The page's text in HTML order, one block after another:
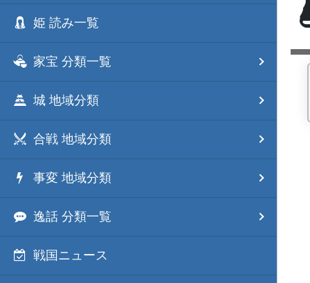
姫 読み一覧
家宝 分類一覧
城 地域分類
合戦 地域分類
事変 地域分類
逸話 分類一覧
戦国ニュース